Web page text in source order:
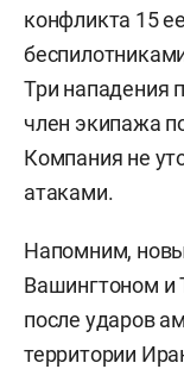
конфликта 15
Три нападения
член экипажа
Компания не
атаками.
Напомним,
Вашингтоном и
после ударов
территории